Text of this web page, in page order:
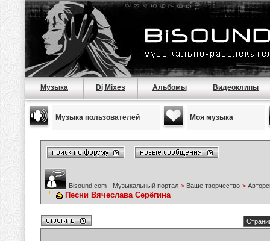
Музыка Dj Mixes Альбомы Видеоклипы
Музыка пользователей Моя музыка
Bisound.com - Музыкальный портал > Ваше творчество >
Песни Вячеслава Серёгина